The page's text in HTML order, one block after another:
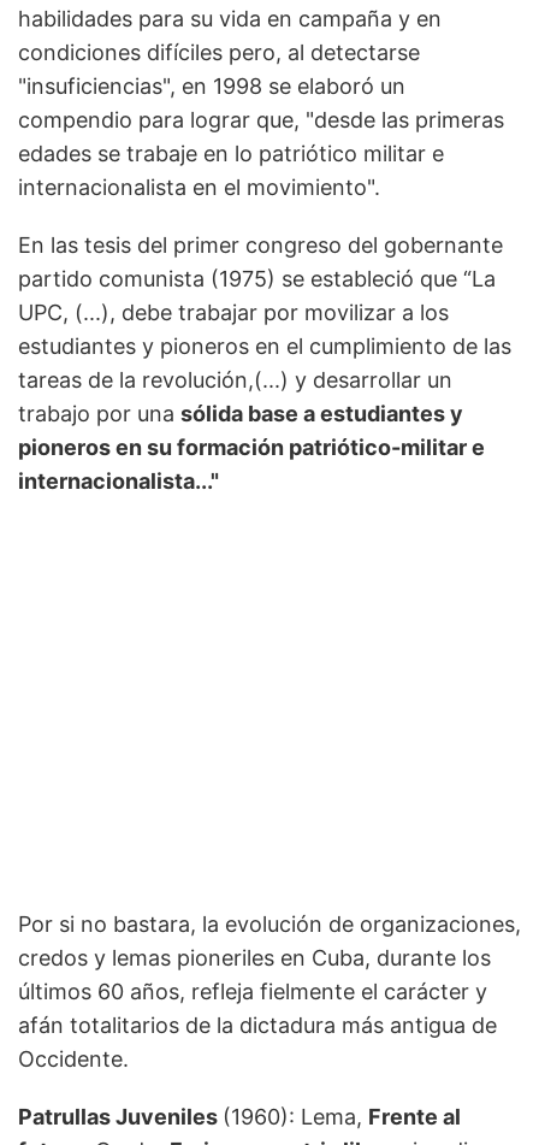
habilidades para su vida en campaña y en
condiciones difíciles pero, al detectarse
"insuficiencias", en 1998 se elaboró un
compendio para lograr que, "desde las primeras
edades se trabaje en lo patriótico militar e
internacionalista en el movimiento".
En las tesis del primer congreso del gobernante
partido comunista (1975) se estableció que “La
UPC, (...), debe trabajar por movilizar a los
estudiantes y pioneros en el cumplimiento de las
tareas de la revolución,(...) y desarrollar un
trabajo por una sólida base a estudiantes y
pioneros en su formación patriótico-militar e
internacionalista..."
Por si no bastara, la evolución de organizaciones,
credos y lemas pioneriles en Cuba, durante los
últimos 60 años, refleja fielmente el carácter y
afán totalitarios de la dictadura más antigua de
Occidente.
Patrullas Juveniles (1960): Lema, Frente al